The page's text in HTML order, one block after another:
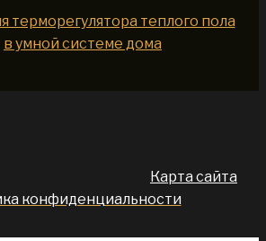
терморегулятора теплого пола
в умной системе дома
Карта сайта
конфиденциальности